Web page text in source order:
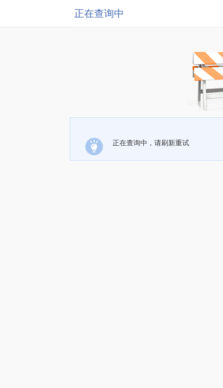
正在查询中
正在查询中，请刷新重试